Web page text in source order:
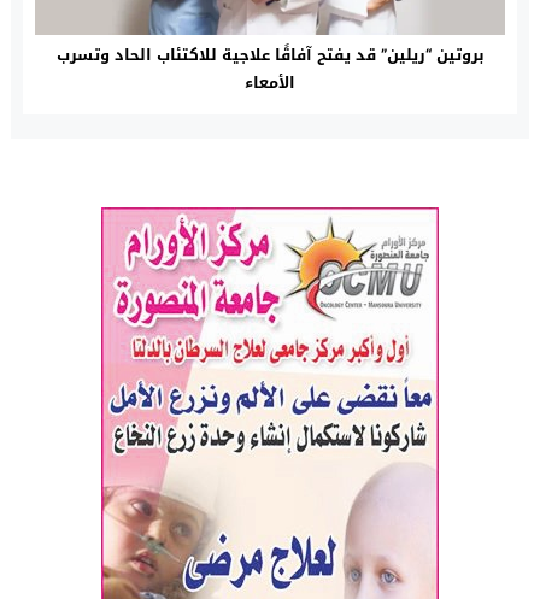
بروتين “ريلين” قد يفتح آفاقًا علاجية للاكتئاب الحاد وتسرب
الأمعاء